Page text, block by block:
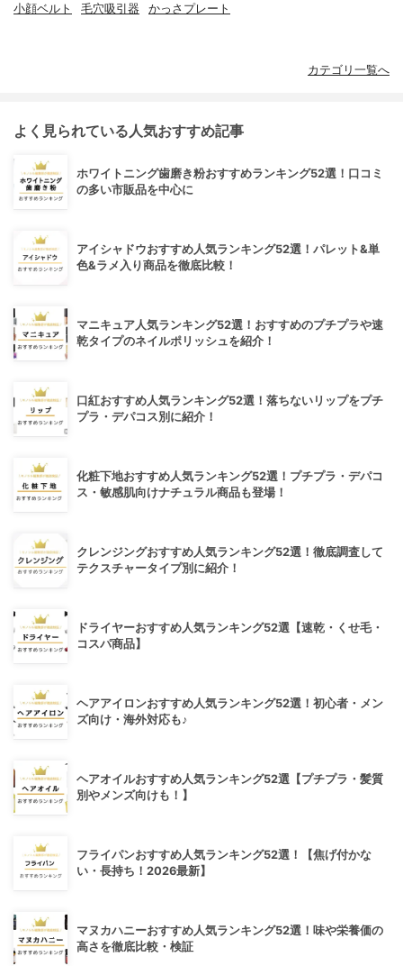
小顔ベルト 毛穴吸引器 かっさプレート
カテゴリ一覧へ
よく見られている人気おすすめ記事
ホワイトニング歯磨き粉おすすめランキング52選！口コミ
の多い市販品を中心に
アイシャドウおすすめ人気ランキング52選！パレット&単
色&ラメ入り商品を徹底比較！
マニキュア人気ランキング52選！おすすめのプチプラや速
乾タイプのネイルポリッシュを紹介！
口紅おすすめ人気ランキング52選！落ちないリップをプチ
プラ・デパコス別に紹介！
化粧下地おすすめ人気ランキング52選！プチプラ・デパコ
ス・敏感肌向けナチュラル商品も登場！
クレンジングおすすめ人気ランキング52選！徹底調査して
テクスチャータイプ別に紹介！
ドライヤーおすすめ人気ランキング52選【速乾・くせ毛・
コスパ商品】
ヘアアイロンおすすめ人気ランキング52選！初心者・メン
ズ向け・海外対応も♪
ヘアオイルおすすめ人気ランキング52選【プチプラ・髪質
別やメンズ向けも！】
フライパンおすすめ人気ランキング52選！【焦げ付かな
い・長持ち！2026最新】
マヌカハニーおすすめ人気ランキング52選！味や栄養価の
高さを徹底比較・検証